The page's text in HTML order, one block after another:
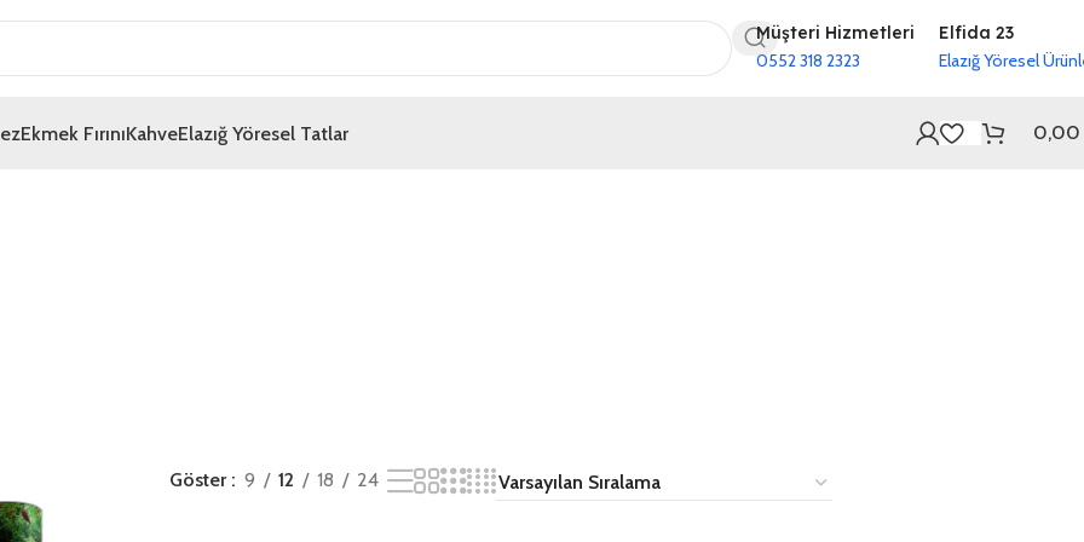
Müşteri Hizmetleri
0552 318 2323
Elfida 23
Elazığ Yöresel
Ekmek FırınıKahveElazığ Yöresel Tatlar 0,00
Göster 9 12 18 24